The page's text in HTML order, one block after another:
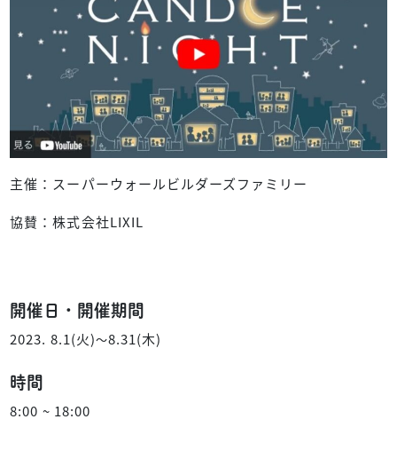
主催：スーパーウォールビルダーズファミリー
協賛：株式会社LIXIL
開催日・開催期間
2023. 8.1(火)〜8.31(木)
時間
8:00 ~ 18:00